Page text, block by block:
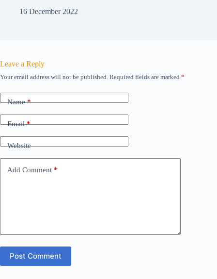
16 December 2022
Leave a Reply
Your email address will not be published. Required fields are marked *
Name*
Email*
Website
Add Comment *
Post Comment